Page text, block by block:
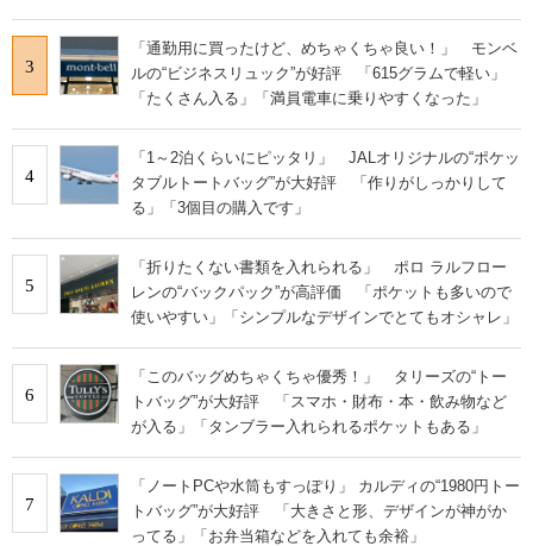
3
「通勤用に買ったけど、めちゃくちゃ良い！」 モンベ
ルの“ビジネスリュック”が好評 「615グラムで軽い」
「たくさん入る」「満員電車に乗りやすくなった」
4
「1～2泊くらいにピッタリ」 JALオリジナルの“ポケッ
タブルトートバッグ”が大好評 「作りがしっかりして
る」「3個目の購入です」
5
「折りたくない書類を入れられる」 ポロ ラルフロー
レンの“バックパック”が高評価 「ポケットも多いので
使いやすい」「シンプルなデザインでとてもオシャレ」
6
「このバッグめちゃくちゃ優秀！」 タリーズの“トー
トバッグ”が大好評 「スマホ・財布・本・飲み物など
が入る」「タンブラー入れられるポケットもある」
7
「ノートPCや水筒もすっぽり」 カルディの“1980円トー
トバッグ”が大好評 「大きさと形、デザインが神がか
ってる」「お弁当箱などを入れても余裕」